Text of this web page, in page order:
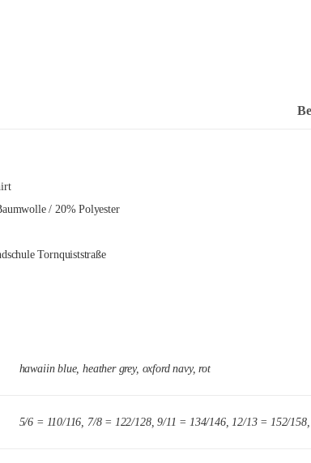
/ 20% Polyester
Tornquiststraße
hawaiin blue, heather grey, oxford navy, rot
5/6 = 110/116, 7/8 = 122/128, 9/11 = 134/146, 12/13 = 152/